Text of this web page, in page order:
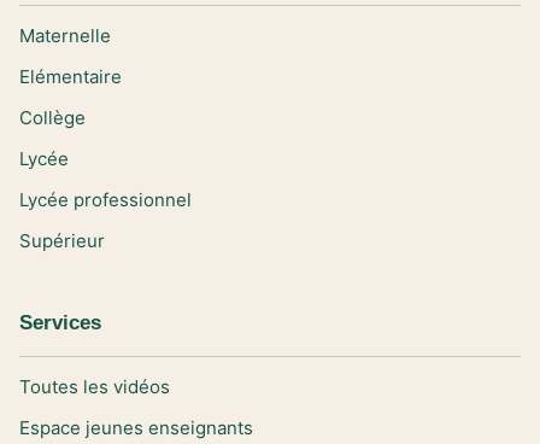
Maternelle
Elémentaire
Collège
Lycée
Lycée professionnel
Supérieur
Services
Toutes les vidéos
Espace jeunes enseignants